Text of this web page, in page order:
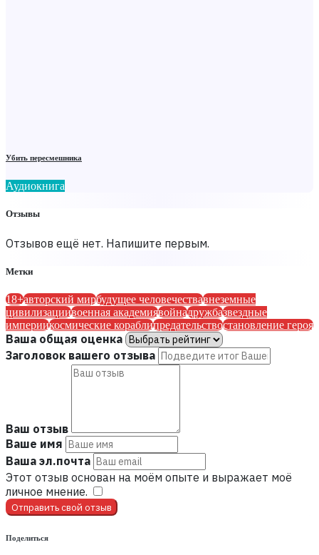
Убить пересмешника
Аудиокнига
Отзывы
Отзывов ещё нет. Напишите первым.
Метки
18+авторский мирбудущее человечествавнеземные
цивилизациивоенная академиявойнадружбазвездные
империикосмические кораблипредательствостановление героя
Ваша общая оценка
Заголовок вашего отзыва
Ваш отзыв
Ваше имя
Ваша эл.почта
Этот отзыв основан на моём опыте и выражает моё
личное мнение.
Отправить свой отзыв
Поделиться